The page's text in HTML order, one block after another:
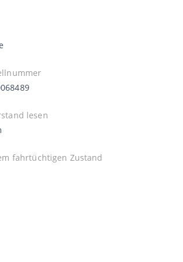
lesen
fahrtüchtigen Zustand